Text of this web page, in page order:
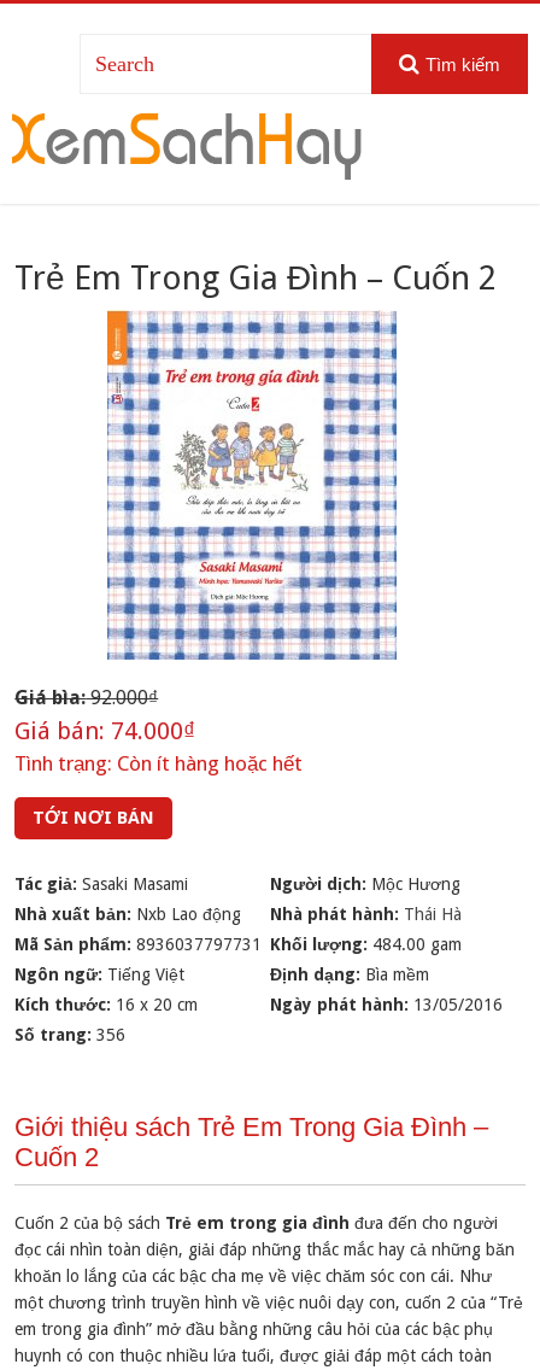
Tìm kiếm
Trẻ Em Trong Gia Đình – Cuốn 2
Giá bìa:92.000₫
Giá bán: 74.000₫
Tình trạng: Còn ít hàng hoặc hết
TỚI NƠI BÁN
Tác giả:Sasaki Masami Người dịch: Mộc Hương
Nhà xuất bản: Nxb Lao động Nhà phát hành: Thái Hà
Mã Sản phẩm:8936037797731 Khối lượng: 484.00 gam
Ngôn ngữ: Tiếng Việt Định dạng: Bìa mềm
Kích thước: 16 x 20 cm Ngày phát hành: 13/05/2016
Số trang:356
Giới thiệu sách Trẻ Em Trong Gia Đình –
Cuốn 2
Cuốn 2 của bộ sách Trẻ em trong gia đình đưa đến cho người
đọc cái nhìn toàn diện, giải đáp những thắc mắc hay cả những băn
khoăn lo lắng của các bậc cha mẹ về việc chăm sóc con cái. Như
một chương trình truyền hình về việc nuôi dạy con, cuốn 2 của “Trẻ
em trong gia đình” mở đầu bằng những câu hỏi của các bậc phụ
huynh có con thuộc nhiều lứa tuổi, được giải đáp một cách toàn